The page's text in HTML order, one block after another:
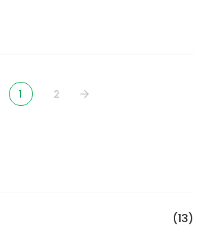
1 2
(13)